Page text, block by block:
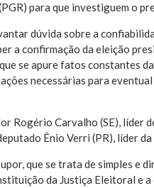
para que investiguem o
dúvida sobre a
a confirmação da eleição
se apure fatos constantes
necessárias para
Rogério Carvalho (SE), líder
Ênio Verri (PR), líder da
que se trata de simples e
da Justiça Eleitoral e